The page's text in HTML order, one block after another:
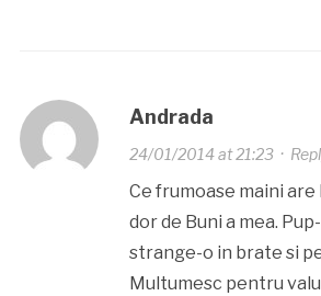
Andrada
24/01/2014 at 21:23·
Ce frumoase maini are
dor de Buni a mea.
strange-o in brate si
Multumesc pentru